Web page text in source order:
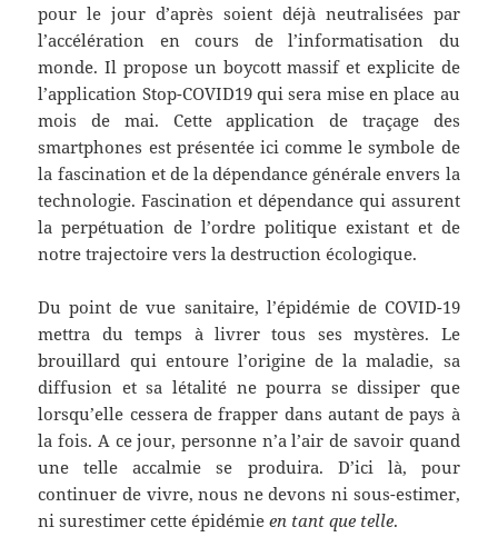
pour le jour d’après soient déjà neutralisées par
l’accélération en cours de l’informatisation du
monde. Il propose un boycott massif et explicite de
l’application Stop-COVID19 qui sera mise en place au
mois de mai. Cette application de traçage des
smartphones est présentée ici comme le symbole de
la fascination et de la dépendance générale envers la
technologie. Fascination et dépendance qui assurent
la perpétuation de l’ordre politique existant et de
notre trajectoire vers la destruction écologique.
Du point de vue sanitaire, l’épidémie de COVID-19
mettra du temps à livrer tous ses mystères. Le
brouillard qui entoure l’origine de la maladie, sa
diffusion et sa létalité ne pourra se dissiper que
lorsqu’elle cessera de frapper dans autant de pays à
la fois. A ce jour, personne n’a l’air de savoir quand
une telle accalmie se produira. D’ici là, pour
continuer de vivre, nous ne devons ni sous-estimer,
ni surestimer cette épidémieen tant que telle.